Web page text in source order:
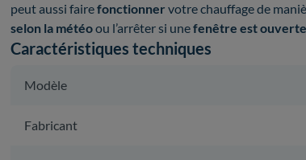
peut aussi fairefonctionner votre chauffage de
selon la météoou l’arrêter si unefenêtre est ouverte
Caractéristiques techniques
Modèle
Fabricant